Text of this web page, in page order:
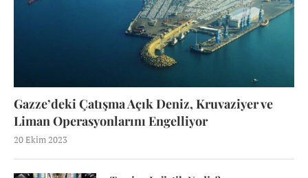
Gazze’deki Çatışma Açık Deniz, Kruvaziyer ve
Liman Operasyonlarını Engelliyor
20 Ekim 2023